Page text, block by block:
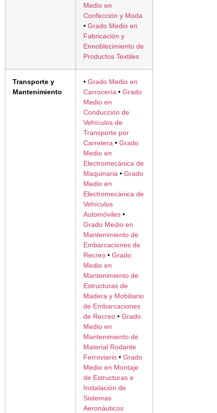
Medio en
Confección y Moda
• Grado Medio en
Fabricación y
Ennoblecimiento de
Productos Textiles
Transporte y
Mantenimiento
• Grado Medio en
Carrocería • Grado
Medio en
Conducción de
Vehículos de
Transporte por
Carretera • Grado
Medio en
Electromecánica de
Maquinaria • Grado
Medio en
Electromecánica de
Vehículos
Automóviles •
Grado Medio en
Mantenimiento de
Embarcaciones de
Recreo • Grado
Medio en
Mantenimiento de
Estructuras de
Madera y Mobiliario
de Embarcaciones
de Recreo • Grado
Medio en
Mantenimiento de
Material Rodante
Ferroviario • Grado
Medio en Montaje
de Estructuras e
Instalación de
Sistemas
Aeronáuticos